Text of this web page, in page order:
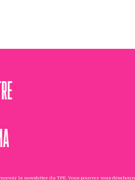
la newsletter du TPE. Vous pourrez vous